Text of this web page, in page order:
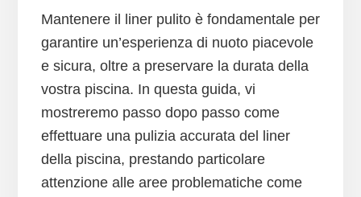
Mantenere il liner pulito è fondamentale per
garantire un’esperienza di nuoto piacevole
e sicura, oltre a preservare la durata della
vostra piscina. In questa guida, vi
mostreremo passo dopo passo come
effettuare una pulizia accurata del liner
della piscina, prestando particolare
attenzione alle aree problematiche come